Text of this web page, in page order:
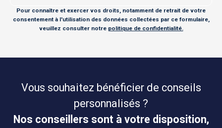
Pour connaître et exercer vos droits, notamment de retrait de votre
consentement à l'utilisation des données collectées par ce formulaire,
veuillez consulter notre politique de confidentialité.
Vous souhaitez bénéficier de conseils
personnalisés ?
Nos conseillers sont à votre disposition,